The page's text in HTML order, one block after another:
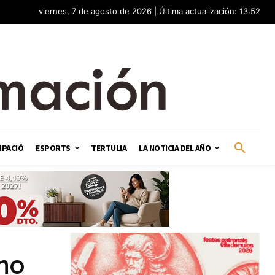
viernes, 7 de agosto de 2026 | Última actualización: 13:52
ESPORTS TERTULIA LA NOTICIA DEL AÑO